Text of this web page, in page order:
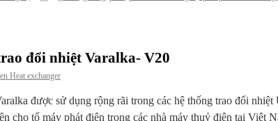
đổi nhiệt Varalka- V20
Heat exchanger
được sử dụng rộng rãi trong các hệ thống trao đổi
cho tổ máy phát điện trong các nhà máy thuỷ điện tại Việt